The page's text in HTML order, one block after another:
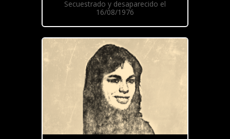
Secuestrado y desaparecido el
16/08/1976